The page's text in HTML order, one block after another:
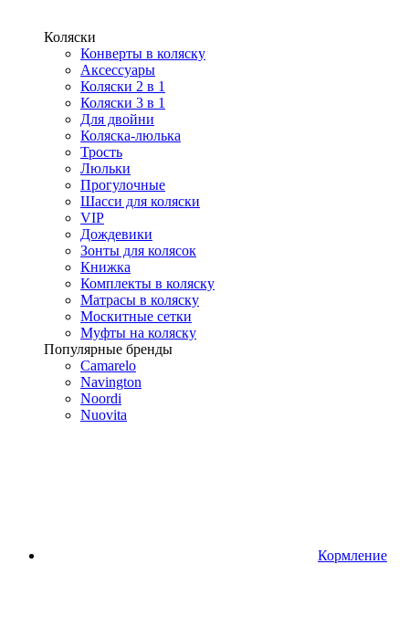
Коляски
Конверты в коляску
Аксессуары
Коляски 2 в 1
Коляски 3 в 1
Для двойни
Коляска-люлька
Трость
Люльки
Прогулочные
Шасси для коляски
VIP
Дождевики
Зонты для колясок
Книжка
Комплекты в коляску
Матрасы в коляску
Москитные сетки
Муфты на коляску
Популярные бренды
Camarelo
Navington
Noordi
Nuovita
Кормление